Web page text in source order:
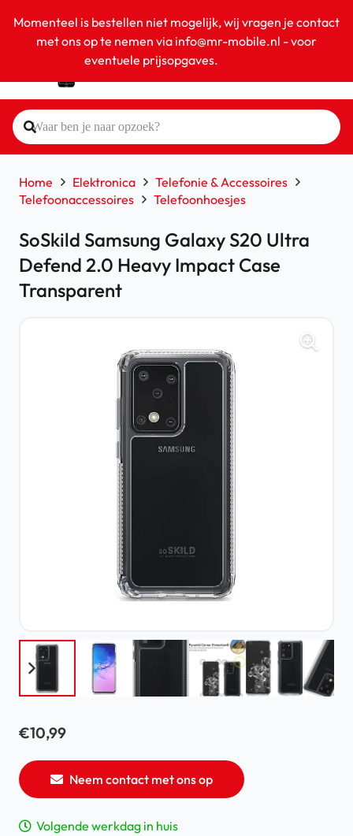
Momenteel is bestellen niet mogelijk, wij vragen je contact
met ons op te nemen via info@mr-mobile.nl - voor
eventuele prijsopgaves.
Home Elektronica
Telefonie & Accessoires
Telefoonaccessoires
Telefoonhoesjes
SoSkild Samsung Galaxy S20 Ultra
Defend 2.0 Heavy Impact Case
Transparent
€10,99
Neem contact met ons op
Volgende werkdag in huis